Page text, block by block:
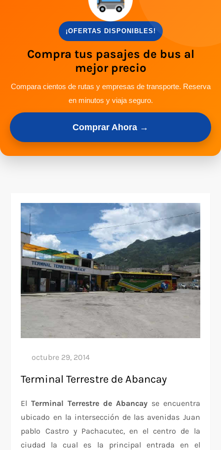
¡OFERTAS DISPONIBLES!
Compra tus pasajes de bus al
mejor precio
Compara cientos de rutas y empresas de transporte. Reserva
en minutos y viaja seguro.
Comprar Ahora →
Terminal Terrestre de Abancay
ElTerminal Terrestre de Abancayse encuentra
ubicado en la intersección de las avenidas Juan
pablo Castro y Pachacutec, en el centro de la
ciudad la cual es la principal entrada en el